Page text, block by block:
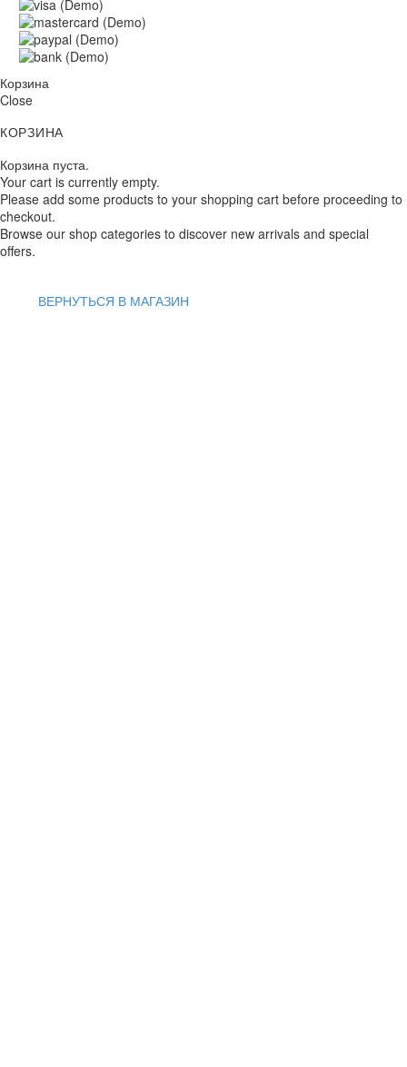
Корзина
Close
КОРЗИНА
Корзина пуста.
Your cart is currently empty.
Please add some products to your shopping cart before proceeding to
checkout.
Browse our shop categories to discover new arrivals and special
offers.
ВЕРНУТЬСЯ В МАГАЗИН